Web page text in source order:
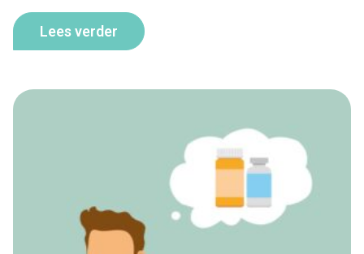
Lees verder